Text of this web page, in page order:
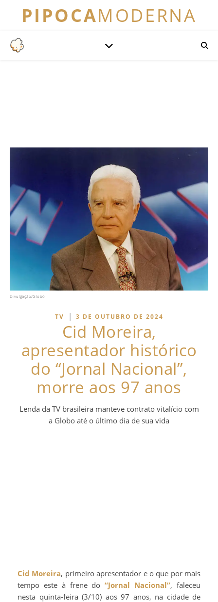
PIPOCAMODERNA
Divulgação/Globo
TV | 3 DE OUTUBRO DE 2024
Cid Moreira,
apresentador histórico
do “Jornal Nacional”,
morre aos 97 anos
Lenda da TV brasileira manteve contrato vitalício com
a Globo até o último dia de sua vida
Cid Moreira, primeiro apresentador e o que por mais
tempo este à frene do“Jornal Nacional”, faleceu
nesta quinta-feira (3/10) aos 97 anos, na cidade de